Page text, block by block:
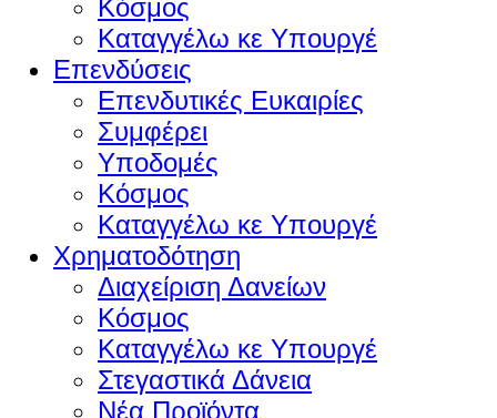
Κόσμος
Καταγγέλω κε Υπουργέ
Επενδύσεις
Επενδυτικές Ευκαιρίες
Συμφέρει
Υποδομές
Κόσμος
Καταγγέλω κε Υπουργέ
Χρηματοδότηση
Διαχείριση Δανείων
Κόσμος
Καταγγέλω κε Υπουργέ
Στεγαστικά Δάνεια
Νέα Προϊόντα